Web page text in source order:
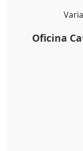
Oficina